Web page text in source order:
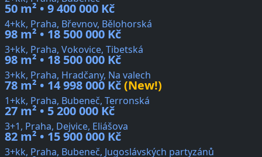
50 m² • 9 400 000 Kč
4+kk, Praha, Břevnov, Bělohorská
98 m² • 18 500 000 Kč
3+kk, Praha, Vokovice, Tibetská
98 m² • 18 500 000 Kč
3+kk, Praha, Hradčany, Na valech
78 m² • 14 998 000 Kč(New!)
1+kk, Praha, Bubeneč, Terronská
27 m² • 5 200 000 Kč
3+1, Praha, Dejvice, Eliášova
82 m² • 15 900 000 Kč
3+kk, Praha, Bubeneč, Jugoslávských partyzánů